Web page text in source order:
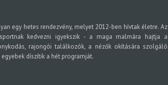
egy hetes rendezvény, melyet 2012-ben hívtak életre. Az
kedvezni igyekszik - a maga malmára hajtja a
rajongói találkozók, a nézők okítására szolgáló
díszítik a hét programját.